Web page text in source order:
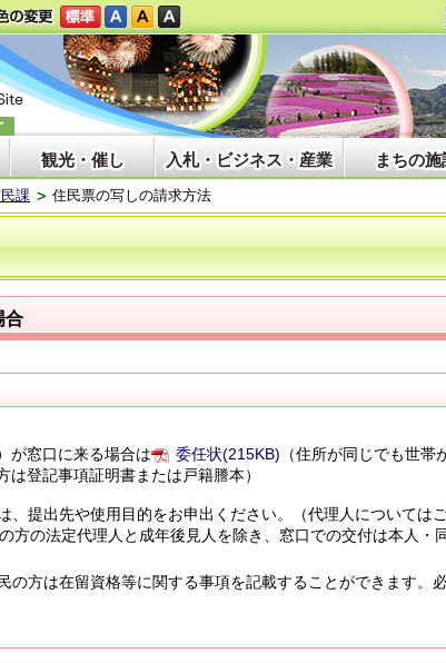
観光・催し 入札・ビジネス・産業 まちの施
課 住民票の写しの請求方法
合
が窓口に来る場合は 委任状(215KB) （住所が同じでも世帯
登記事項証明書または戸籍謄本）
提出先や使用目的をお申出ください。（代理人については
方の法定代理人と成年後見人を除き、窓口での交付は本人・
方は在留資格等に関する事項を記載することができます。